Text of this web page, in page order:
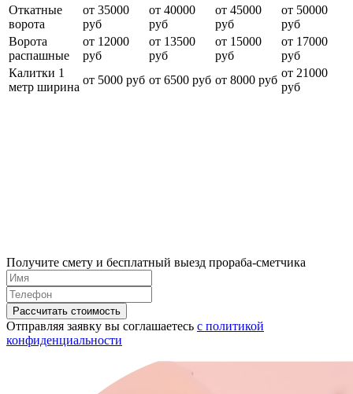
Откатные
ворота
от 35000
руб
от 40000
руб
от 45000
руб
от 50000
руб
Ворота
распашные
от 12000
руб
от 13500
руб
от 15000
руб
от 17000
руб
Калитки 1
метр ширина
от 5000 руб от 6500 руб от 8000 руб
от 21000
руб
Получите смету и бесплатный выезд прораба-сметчика
Отправляя заявку вы соглашаетесь с политикой
конфиденциальности